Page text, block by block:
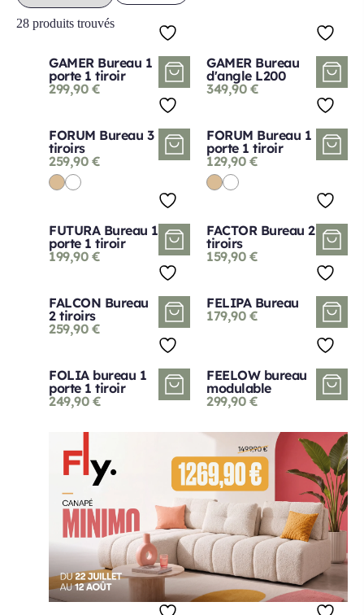
28 produits trouvés
GAMER Bureau 1
porte 1 tiroir
299,90 €
GAMER Bureau
d'angle L200
349,90 €
FORUM Bureau 3
tiroirs
259,90 €
FORUM Bureau 1
porte 1 tiroir
129,90 €
FUTURA Bureau 1
porte 1 tiroir
199,90 €
FACTOR Bureau 2
tiroirs
159,90 €
FALCON Bureau
2 tiroirs
259,90 €
FELIPA Bureau
179,90 €
FOLIA bureau 1
porte 1 tiroir
249,90 €
FEELOW bureau
modulable
299,90 €